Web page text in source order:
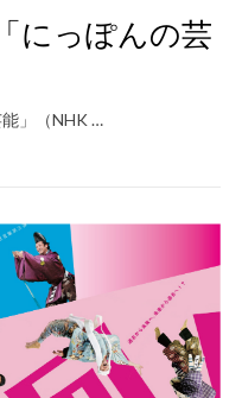
にっぽんの芸
」（NHK …